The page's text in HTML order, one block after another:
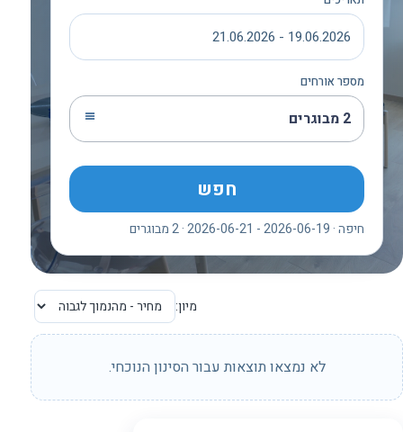
19.06.2026 - 21.06.2026
מספר אורחים
2 מבוגרים
חפש
חיפה · 2026-06-19 - 2026-06-21 · 2 מבוגרים
מיון:
לא נמצאו תוצאות עבור הסינון הנוכחי.